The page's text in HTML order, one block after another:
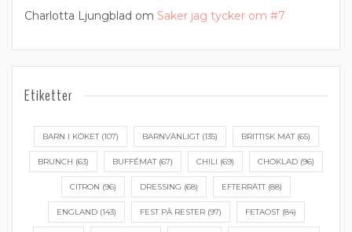
Charlotta Ljungblad om Saker jag tycker om #7
Etiketter
BARN I KÖKET(107) BARNVÄNLIGT(135) BRITTISK MAT(65)
BRUNCH (63) BUFFÉMAT(67) CHILI (69) CHOKLAD (96)
CITRON (96) DRESSING (68) EFTERRÄTT(88)
ENGLAND(143) FEST PÅ RESTER(97) FETAOST(84)